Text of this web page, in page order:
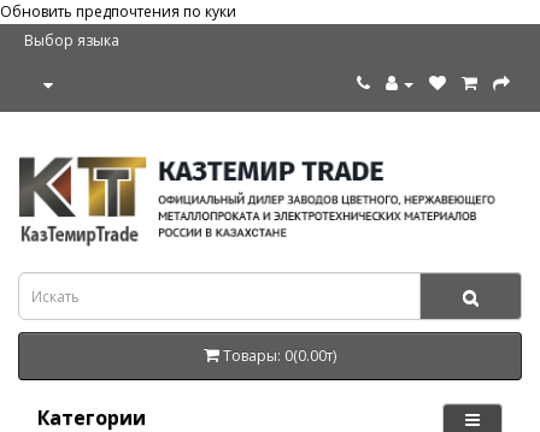
Обновить предпочтения по куки
Выбор языка
Товары: 0(0.00т)
Категории